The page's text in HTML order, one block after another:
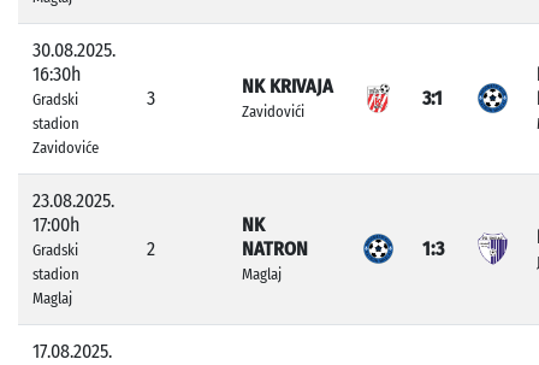
30.08.2025.
16:30h
Gradski
stadion
Zavidoviće
3
NK KRIVAJA
Zavidovići
3:1
23.08.2025.
17:00h
Gradski
stadion
Maglaj
2
NK
NATRON
Maglaj
1:3
17.08.2025.